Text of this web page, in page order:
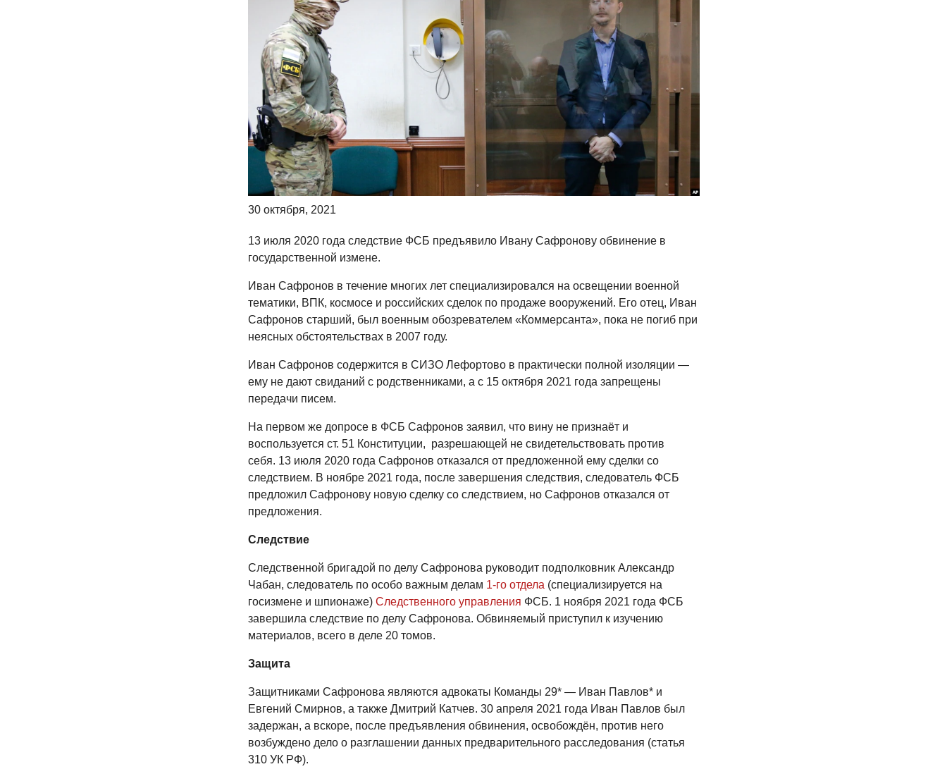
30 октября, 2021
13 июля 2020 года следствие ФСБ предъявило Ивану Сафронову обвинение в
государственной измене.
Иван Сафронов в течение многих лет специализировался на освещении военной
тематики, ВПК, космосе и российских сделок по продаже вооружений. Его отец, Иван
Сафронов старший, был военным обозревателем «Коммерсанта», пока не погиб при
неясных обстоятельствах в 2007 году.
Иван Сафронов содержится в СИЗО Лефортово в практически полной изоляции —
ему не дают свиданий с родственниками, а с 15 октября 2021 года запрещены
передачи писем.
На первом же допросе в ФСБ Сафронов заявил, что вину не признаёт и
воспользуется ст. 51 Конституции, разрешающей не свидетельствовать против
себя. 13 июля 2020 года Сафронов отказался от предложенной ему сделки со
следствием. В ноябре 2021 года, после завершения следствия, следователь ФСБ
предложил Сафронову новую сделку со следствием, но Сафронов отказался от
предложения.
Следствие
Следственной бригадой по делу Сафронова руководит подполковник Александр
Чабан, следователь по особо важным делам 1-го отдела (специализируется на
госизмене и шпионаже) Следственного управления ФСБ. 1 ноября 2021 года ФСБ
завершила следствие по делу Сафронова. Обвиняемый приступил к изучению
материалов, всего в деле 20 томов.
Защита
Защитниками Сафронова являются адвокаты Команды 29* — Иван Павлов* и
Евгений Смирнов, а также Дмитрий Катчев. 30 апреля 2021 года Иван Павлов был
задержан, а вскоре, после предъявления обвинения, освобождён, против него
возбуждено дело о разглашении данных предварительного расследования (статья
310 УК РФ).